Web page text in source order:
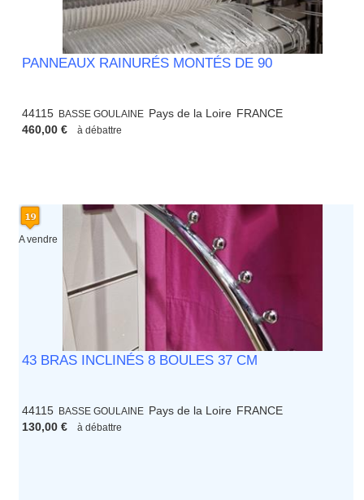
PANNEAUX RAINURÉS MONTÉS DE 90
44115 BASSE GOULAINE Pays de la Loire FRANCE
460,00 €
à débattre
A vendre
43 BRAS INCLINÉS 8 BOULES 37 CM
44115 BASSE GOULAINE Pays de la Loire FRANCE
130,00 €
à débattre